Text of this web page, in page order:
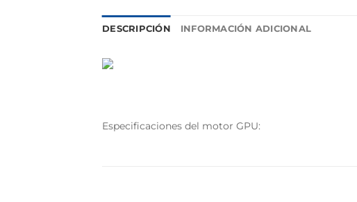
DESCRIPCIÓN INFORMACIÓN ADICIONAL
Especificaciones del motor GPU: